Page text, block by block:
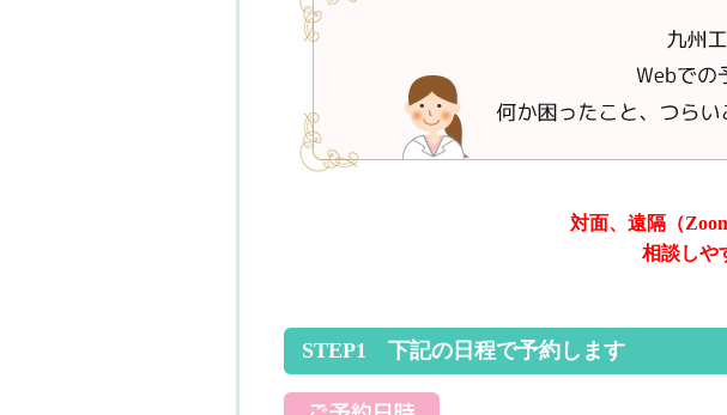
対面、遠隔（
相談しや
STEP1 下記の日程で予約します